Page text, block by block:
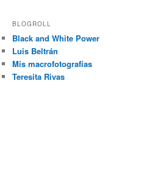
BLOGROLL
Black and White Power
Luis Beltrán
Mis macrofotografías
Teresita Rivas